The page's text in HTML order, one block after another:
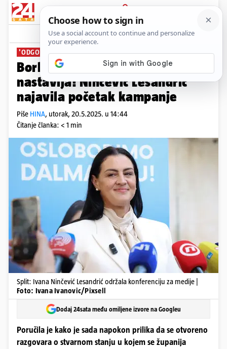
PRIJAVA
News Komentari
'ODGOVORI, A NE IZGOVORI'
Borba za fotelju u županiji se
nastavlja! Ninčević Lesandrić
najavila početak kampanje
Piše HINA, utorak, 20.5.2025. u 14:44
Čitanje članka: < 1 min
Split: Ivana Ninčević Lesandrić održala konferenciju za medije |
Foto: Ivana Ivanovic/Pixsell
Dodaj 24sata među omiljene izvore na Googleu
Poručila je kako je sada napokon prilika da se otvoreno
razgovara o stvarnom stanju u kojem se županija